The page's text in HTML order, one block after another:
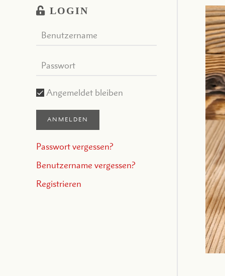
LOGIN
Angemeldet bleiben
ANMELDEN
Passwort vergessen?
Benutzername vergessen?
Registrieren